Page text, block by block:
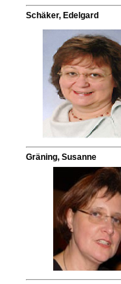
Schäker, Edelgard
Gräning, Susanne